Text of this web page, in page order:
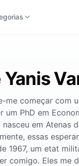
me começar com
um PhD em
em Atenas
essas
1967, um etat
comigo. Eles me